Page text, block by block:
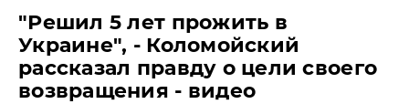
"Решил 5 лет прожить в
Украине", - Коломойский
рассказал правду о цели своего
возвращения - видео